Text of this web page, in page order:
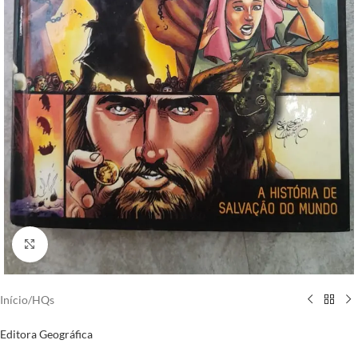
Clique para ampliar
Início/HQs
Editora Geográfica